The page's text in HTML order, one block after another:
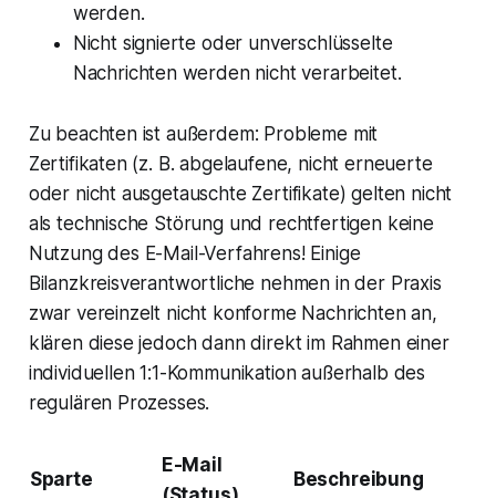
werden.
Nicht signierte oder unverschlüsselte
Nachrichten werden nicht verarbeitet.
Zu beachten ist außerdem: Probleme mit
Zertifikaten (z. B. abgelaufene, nicht erneuerte
oder nicht ausgetauschte Zertifikate) gelten nicht
als technische Störung und rechtfertigen keine
Nutzung des E-Mail-Verfahrens! Einige
Bilanzkreisverantwortliche nehmen in der Praxis
zwar vereinzelt nicht konforme Nachrichten an,
klären diese jedoch dann direkt im Rahmen einer
individuellen 1:1-Kommunikation außerhalb des
regulären Prozesses.
Sparte
E-Mail
Beschreibung